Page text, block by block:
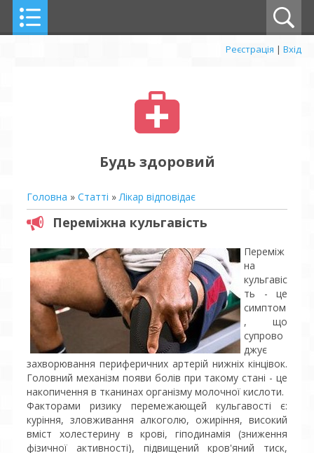
Реєстрація | Вхід
Будь здоровий
Головна » Статті »Лікар відповідає
Переміжна кульгавість
Переміж
на
кульгавіс
ть - це
симптом
, що
супрово
джує
захворювання периферичних артерій нижніх кінцівок.
Головний механізм появи болів при такому стані - це
накопичення в тканинах організму молочної кислоти.
Факторами ризику перемежающей кульгавості є:
куріння, зловживання алкоголю, ожиріння, високий
вміст холестерину в крові, гіподинамія (зниження
фізичної активності), підвищений кров'яний тиск,